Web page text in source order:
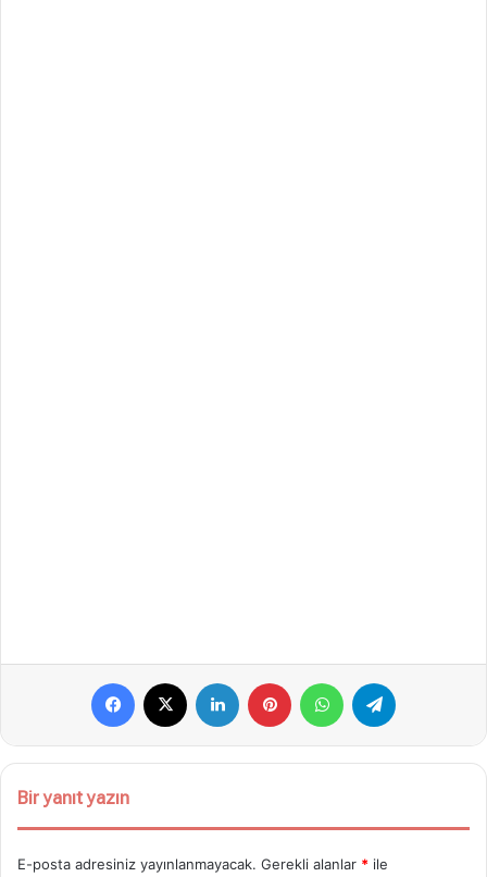
Facebook LinkedIn Pinterest WhatsApp
Bir yanıt yazın
E-posta adresiniz yayınlanmayacak. Gerekli alanlar * ile